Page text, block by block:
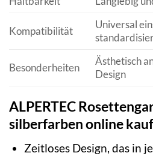
Kompatibilität
Universal
Besonderheiten
Ästhetisch
Design
ALPERTEC
silberfarben online
Zeitloses Design, das in